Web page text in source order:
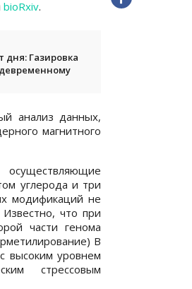
bioRxiv.
Газировка
анализ данных,
магнитного
осуществляющие
углерода и три
модификаций не
что при
части генома
В
высоким уровнем
стрессовым